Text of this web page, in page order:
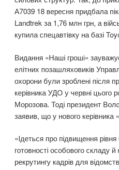
А7039 18 вересня придбала
Landtrek за 1,76 млн грн, а
купила спецавтівку на базі
Видання «Наші гроші»
елітних позашляховиків
охорони були зроблені після
керівника УДО у червні цього
Морозова. Тоді президент
заявив, що у нового керівника
«Ідеться про підвищення рівня
готовності особового складу й
рекрутингу кадрів для